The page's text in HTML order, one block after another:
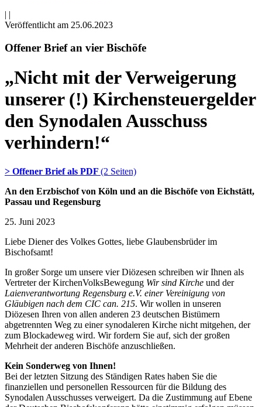
| |
Veröffentlicht am 25­.06.2023
Offener Brief an vier Bischöfe
„Nicht mit der Verweigerung
unserer (!) Kirchensteuergelder
den Synodalen Ausschuss
verhindern!“
> Offener Brief als PDF (2 Seiten)
An den Erzbischof von Köln und an die Bischöfe von Eichstätt,
Passau und Regensburg
25. Juni 2023
Liebe Diener des Volkes Gottes, liebe Glaubensbrüder im
Bischofsamt!
In großer Sorge um unsere vier Diözesen schreiben wir Ihnen als
Vertreter der KirchenVolksBewegung Wir sind Kirche und der
Laienverantwortung Regensburg e.V. einer Vereinigung von
Gläubigen nach dem CIC can. 215. Wir wollen in unseren
Diözesen Ihren von allen anderen 23 deutschen Bistümern
abgetrennten Weg zu einer synodaleren Kirche nicht mitgehen, der
zum Blockadeweg wird. Wir fordern Sie auf, sich der großen
Mehrheit der anderen Bischöfe anzuschließen.
Kein Sonderweg von Ihnen!
Bei der letzten Sitzung des Ständigen Rates haben Sie die
finanziellen und personellen Ressourcen für die Bildung des
Synodalen Ausschusses verweigert. Da die Zustimmung auf Ebene